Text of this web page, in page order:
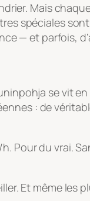
Mais
spéciales
— et parfois,
se vit
: de
Pour du vrai.
Et même les